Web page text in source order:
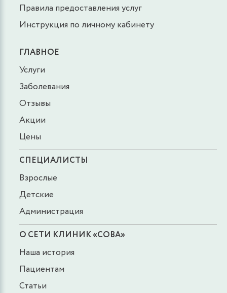
Правила предоставления услуг
Инструкция по личному кабинету
ГЛАВНОЕ
Услуги
Заболевания
Отзывы
Акции
Цены
СПЕЦИАЛИСТЫ
Взрослые
Детские
Администрация
О СЕТИ КЛИНИК «СОВА»
Наша история
Пациентам
Статьи